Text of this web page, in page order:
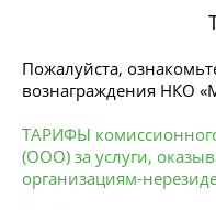
Пожалуйста,
вознаграждения НКО
ТАРИФЫ
(ООО) за услуги,
организациям-